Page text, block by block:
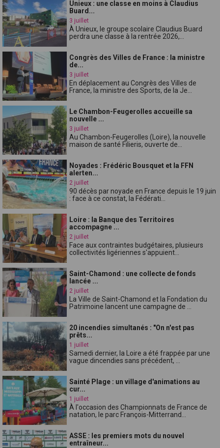
Unieux : une classe en moins à Claudius
Buard...
3 juillet
À Unieux, le groupe scolaire Claudius Buard
perdra une classe à la rentrée 2026,...
Congrès des Villes de France : la ministre
de...
3 juillet
En déplacement au Congrès des Villes de
France, la ministre des Sports, de la Je...
Le Chambon-Feugerolles accueille sa
nouvelle ...
3 juillet
Au Chambon-Feugerolles (Loire), la nouvelle
maison de santé Filieris, ouverte de...
Noyades : Frédéric Bousquet et la FFN
alerten...
2 juillet
90 décès par noyade en France depuis le 19 juin
: face à ce constat, la Fédérati...
Loire : la Banque des Territoires
accompagne ...
2 juillet
Face aux contraintes budgétaires, plusieurs
collectivités ligériennes s'appuient...
Saint-Chamond : une collecte de fonds
lancée ...
2 juillet
La Ville de Saint-Chamond et la Fondation du
Patrimoine lancent une campagne de ...
20 incendies simultanés : "On n'est pas
prêts...
1 juillet
Samedi dernier, la Loire a été frappée par une
vague dincendies sans précédent, ...
Sainté Plage : un village d'animations au
cur...
1 juillet
À l'occasion des Championnats de France de
natation, le parc François-Mitterrand...
ASSE : les premiers mots du nouvel
entraîneur...